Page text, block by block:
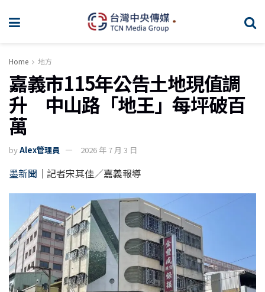
Home 地方
嘉義市115年公告土地現值調
升 中山路「地王」每坪破百
萬
byAlex管理員 2026 年 7 月 3 日
墨新聞 ｜記者宋其佳／嘉義報導